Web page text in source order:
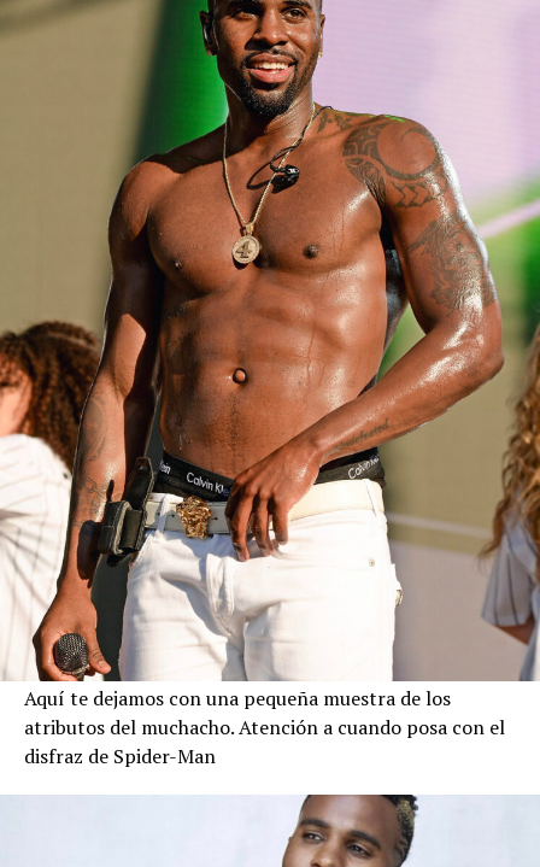
Aquí te dejamos con una pequeña muestra de los
atributos del muchacho. Atención a cuando posa con el
disfraz de Spider-Man